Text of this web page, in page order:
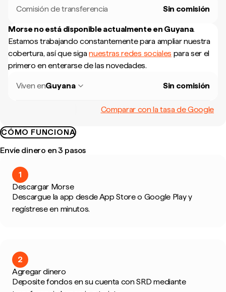
Comisión de transferencia Sin comisión
Morse no está disponible actualmente en Guyana.
Estamos trabajando constantemente para ampliar nuestra
cobertura, así que siganuestras redes sociales para ser el
primero en enterarse de las novedades.
Viven enGuyana Sin comisión
Comparar con la tasa de Google
CÓMO FUNCIONA
Envíe dinero en 3 pasos
1
Descargar Morse
Descargue la app desde App Store o Google Play y
regístrese en minutos.
2
Agregar dinero
Deposite fondos en su cuenta con SRD mediante